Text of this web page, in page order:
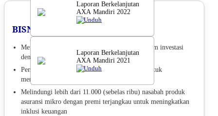
Laporan Berkelanjutan
AXA Mandiri 2022
Unduh
Laporan Berkelanjutan
AXA Mandiri 2021
Unduh
BISNIS KEBERLANJUTAN
Menempatkan 100% dana General Account dalam investasi
dengan prinsip ESG termasukGreen Bond
Penanaman 4.200 bibit mangrove sejak 2022 untuk
mengurangi polusi karbon
Melindungi lebih dari 11.000 (sebelas ribu) nasabah produk
asuransi mikro dengan premi terjangkau untuk meningkatkan
inklusi keuangan